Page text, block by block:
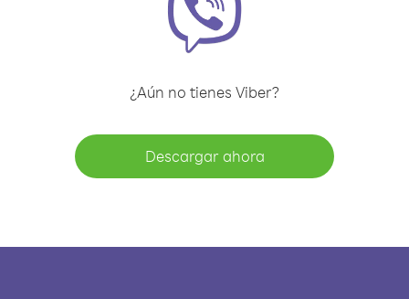
¿Aún no tienes Viber?
Descargar ahora